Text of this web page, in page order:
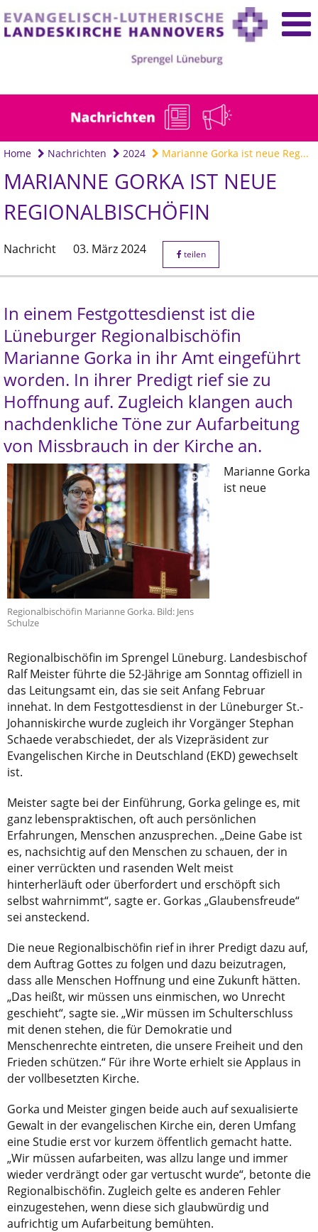
Home Nachrichten 2024 Marianne Gorka ist neue Reg...
MARIANNE GORKA IST NEUE
REGIONALBISCHÖFIN
Nachricht 03. März 2024 teilen
In einem Festgottesdienst ist die
Lüneburger Regionalbischöfin
Marianne Gorka in ihr Amt eingeführt
worden. In ihrer Predigt rief sie zu
Hoffnung auf. Zugleich klangen auch
nachdenkliche Töne zur Aufarbeitung
von Missbrauch in der Kirche an.
Regionalbischöfin Marianne Gorka. Bild: Jens
Schulze
Marianne Gorka
ist neue
Regionalbischöfin im Sprengel Lüneburg. Landesbischof
Ralf Meister führte die 52-Jährige am Sonntag offiziell in
das Leitungsamt ein, das sie seit Anfang Februar
innehat. In dem Festgottesdienst in der Lüneburger St.-
Johanniskirche wurde zugleich ihr Vorgänger Stephan
Schaede verabschiedet, der als Vizepräsident zur
Evangelischen Kirche in Deutschland (EKD) gewechselt
ist.
Meister sagte bei der Einführung, Gorka gelinge es, mit
ganz lebenspraktischen, oft auch persönlichen
Erfahrungen, Menschen anzusprechen. „Deine Gabe ist
es, nachsichtig auf den Menschen zu schauen, der in
einer verrückten und rasenden Welt meist
hinterherläuft oder überfordert und erschöpft sich
selbst wahrnimmt“, sagte er. Gorkas „Glaubensfreude“
sei ansteckend.
Die neue Regionalbischöfin rief in ihrer Predigt dazu auf,
dem Auftrag Gottes zu folgen und dazu beizutragen,
dass alle Menschen Hoffnung und eine Zukunft hätten.
„Das heißt, wir müssen uns einmischen, wo Unrecht
geschieht“, sagte sie. „Wir müssen im Schulterschluss
mit denen stehen, die für Demokratie und
Menschenrechte eintreten, die unsere Freiheit und den
Frieden schützen.“ Für ihre Worte erhielt sie Applaus in
der vollbesetzten Kirche.
Gorka und Meister gingen beide auch auf sexualisierte
Gewalt in der evangelischen Kirche ein, deren Umfang
eine Studie erst vor kurzem öffentlich gemacht hatte.
„Wir müssen aufarbeiten, was allzu lange und immer
wieder verdrängt oder gar vertuscht wurde“, betonte die
Regionalbischöfin. Zugleich gelte es anderen Fehler
einzugestehen, wenn diese sich glaubwürdig und
aufrichtig um Aufarbeitung bemühten.